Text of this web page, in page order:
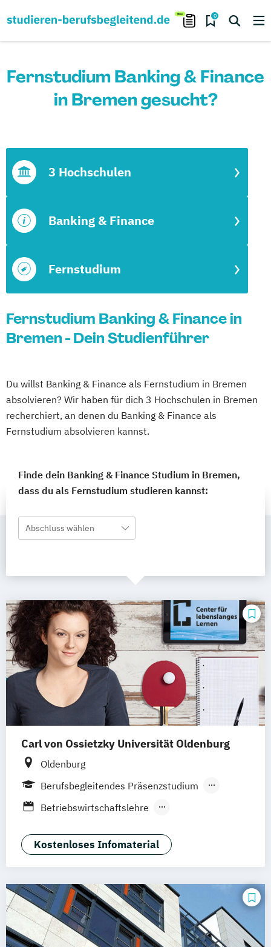
0
Fernstudium Banking & Finance
in Bremen gesucht?
Fernstudium
Banking & Finance
3 Hochschulen
Fernstudium Banking & Finance in
Bremen - Dein Studienführer
Du willst Banking & Finance als Fernstudium in Bremen
absolvieren? Wir haben für dich 3 Hochschulen in Bremen
recherchiert, an denen du Banking & Finance als
Fernstudium absolvieren kannst.
Finde dein Banking & Finance Studium in Bremen,
dass du als Fernstudium studieren kannst:
Abschluss wählen
Carl von Ossietzky Universität Oldenburg
Oldenburg
Berufsbegleitendes Präsenzstudium
Fernstudium
Blended Learning
Betriebswirtschaftslehre
Wissenschaftsmanagement
Informationsrecht LL.M.
Entrepreneurship
Risikomanagement und Finanzanalyse
M.Sc.
Kostenloses Infomaterial